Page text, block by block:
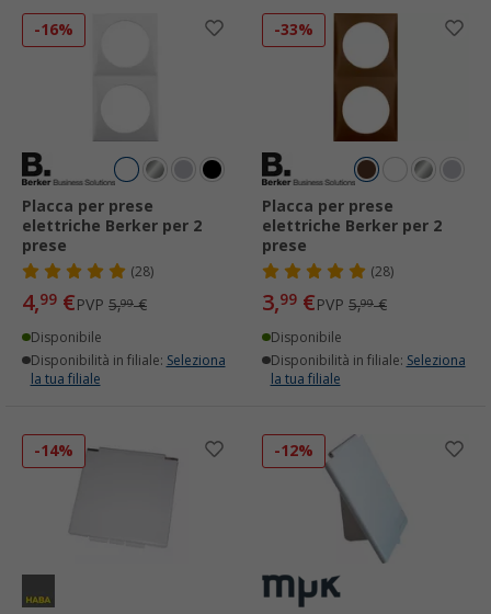
-16%
Placca per prese
elettriche Berker per 2
prese
(28)
4,99 €PVP 5,99€
Disponibile
Disponibilità in filiale: Seleziona
la tua filiale
-33%
Placca per prese
elettriche Berker per 2
prese
(28)
3,99 €PVP 5,99€
Disponibile
Disponibilità in filiale: Seleziona
la tua filiale
-14% -12%